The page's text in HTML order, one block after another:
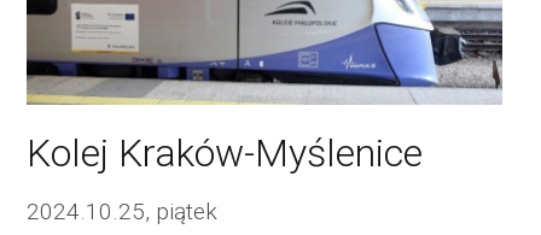
Kolej Kraków-Myślenice
2024.10.25, piątek